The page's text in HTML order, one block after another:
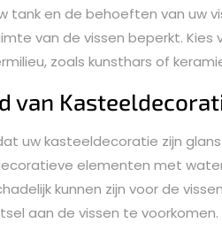
tank en de behoeften van uw
van de vissen beperkt. Kies
zoals kunsthars of
van
uw kasteeldecoratie zijn
elementen met
kunnen zijn voor de
aan de vissen te voorkomen.